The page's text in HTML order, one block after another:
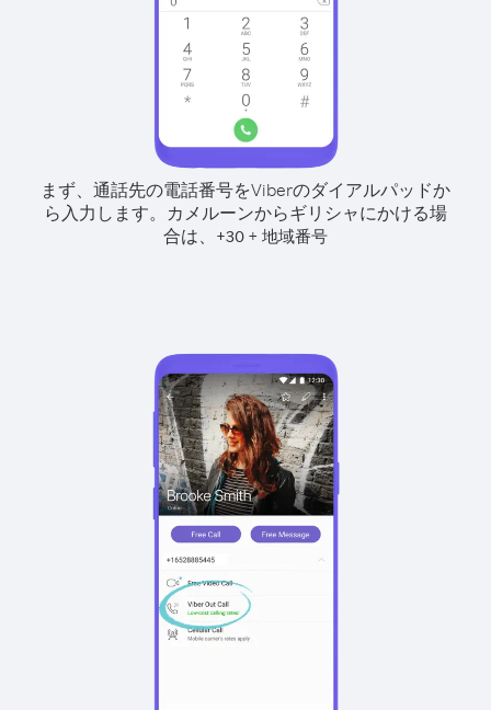
まず、通話先の電話番号をViberのダイアルパッドか
ら入力します。 カメルーンからギリシャにかける場
合は、 +30 + 地域番号